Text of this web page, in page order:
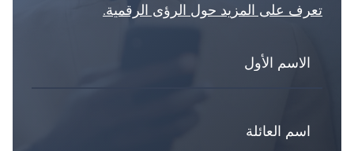
تعرف على المزيد حول الرؤى الرقمية.